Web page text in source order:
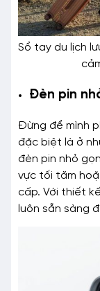
Sổ tay du lịch
Đèn pin
Đừng để mình
đặc biệt là ở
đèn pin nhỏ
vực tối tăm
cấp. Với thiết
luôn sẵn sàng